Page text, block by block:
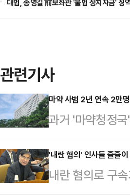
대법, 송영길 前보좌관 '불법 정치자금' 징
관련기사
마약 사범 2년 연속 2만
과거 '마약청정
명 이상 검거되
(SNS)와 다크웹
과 검거 난이도
'내란 혐의' 인사들 줄줄
내란 혐의로 구